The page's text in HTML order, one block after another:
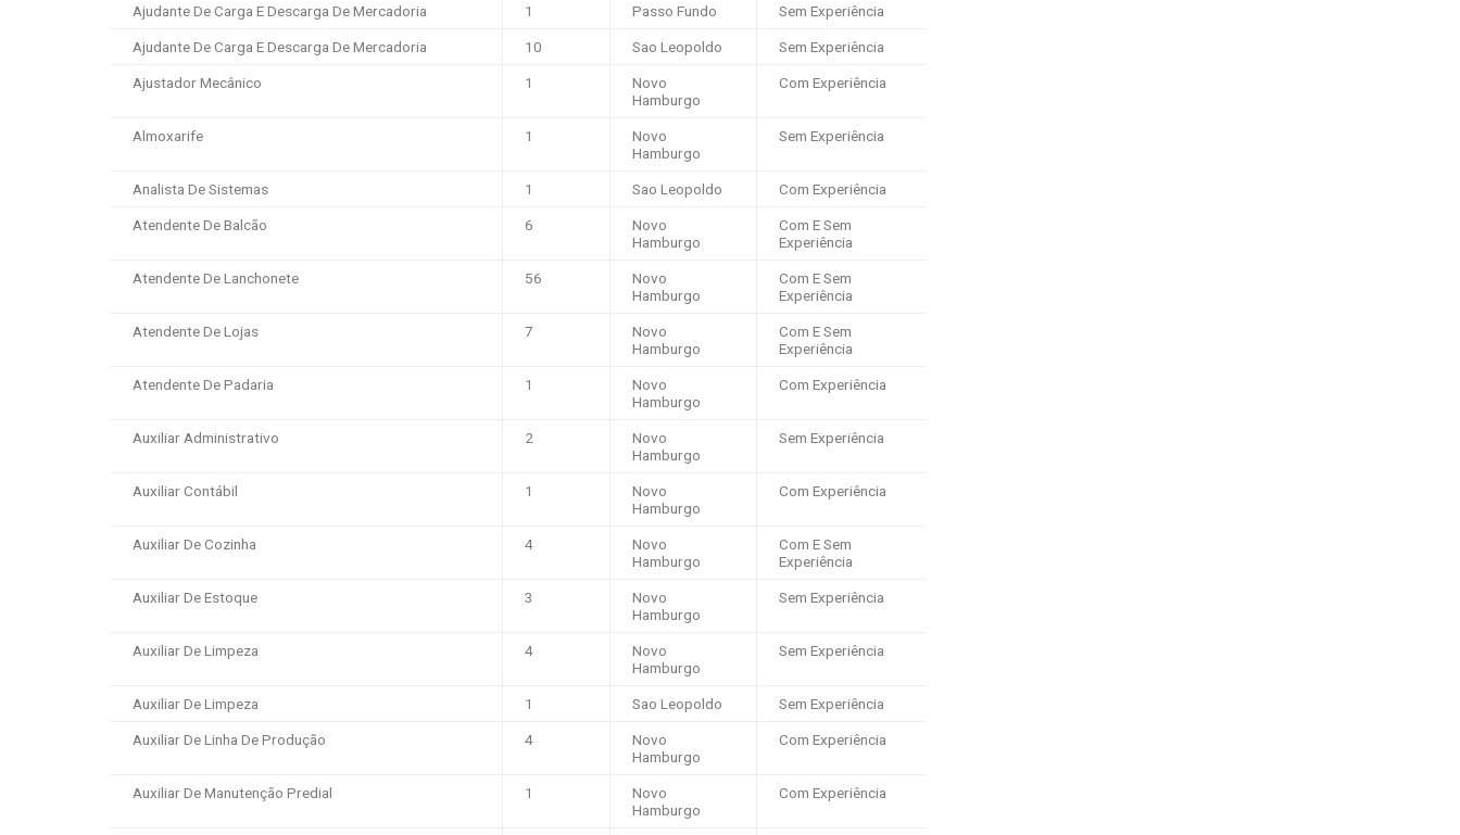
Ajudante De Carga E Descarga De Mercadoria 1 Passo Fundo Sem Experiência
Ajudante De Carga E Descarga De Mercadoria 10 Sao Leopoldo Sem Experiência
Ajustador Mecânico 1
Novo
Hamburgo
Com Experiência
Almoxarife 1
Novo
Hamburgo
Sem Experiência
Analista De Sistemas 1 Sao Leopoldo Com Experiência
Atendente De Balcão 6
Novo
Hamburgo
Com E Sem
Experiência
Atendente De Lanchonete 56
Novo
Hamburgo
Com E Sem
Experiência
Atendente De Lojas 7
Novo
Hamburgo
Com E Sem
Experiência
Atendente De Padaria 1
Novo
Hamburgo
Com Experiência
Auxiliar Administrativo 2
Novo
Hamburgo
Sem Experiência
Auxiliar Contábil 1
Novo
Hamburgo
Com Experiência
Auxiliar De Cozinha 4
Novo
Hamburgo
Com E Sem
Experiência
Auxiliar De Estoque 3
Novo
Hamburgo
Sem Experiência
Auxiliar De Limpeza 4
Novo
Hamburgo
Sem Experiência
Auxiliar De Limpeza 1 Sao Leopoldo Sem Experiência
Auxiliar De Linha De Produção 4
Novo
Hamburgo
Com Experiência
Auxiliar De Manutenção Predial 1
Novo
Hamburgo
Com Experiência